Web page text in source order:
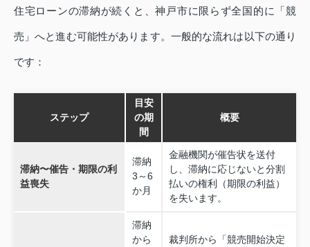
住宅ローンの滞納が続くと、神戸市に限らず全国的に「競
売」へと進む可能性があります。一般的な流れは以下の通り
です：
ステップ
目安
の期
間
概要
滞納〜催告・期限の利
益喪失
滞納
3～6
か月
金融機関が催告状を送付
し、滞納に応じないと分割
払いの権利（期限の利益）
を失います。
滞納
から
裁判所から「競売開始決定